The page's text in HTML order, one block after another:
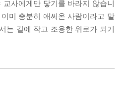
사에게만 닿기를 바라지 않습니
미 충분히 애써온 사람이라고 말
는 길에 작고 조용한 위로가 되기